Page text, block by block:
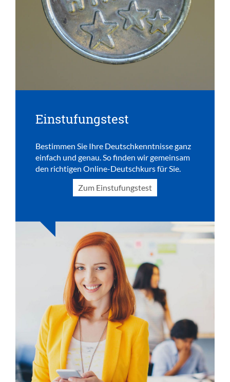
Einstufungstest
Bestimmen Sie Ihre Deutschkenntnisse ganz
einfach und genau. So finden wir gemeinsam
den richtigen Online-Deutschkurs für Sie.
Zum Einstufungstest